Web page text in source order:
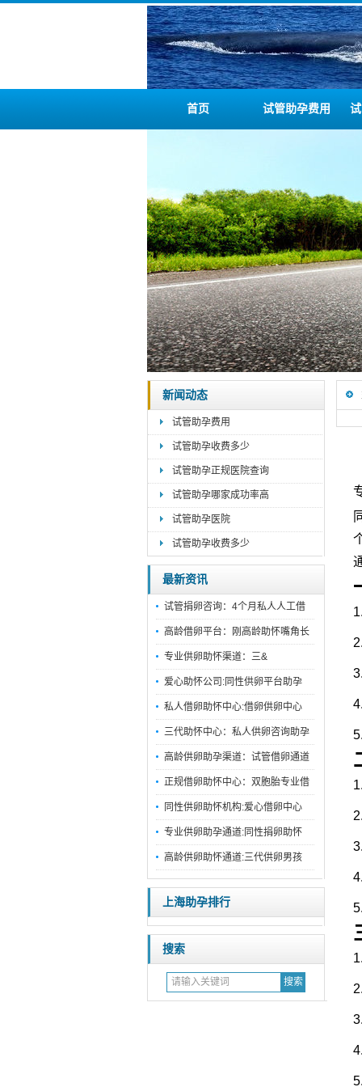
首页 试管助孕费用
新闻动态
试管助孕费用
试管助孕收费多少
试管助孕正规医院查询
试管助孕哪家成功率高
试管助孕医院
试管助孕收费多少
最新资讯
试管捐卵咨询：4个月私人人工借
高龄借卵平台：刚高龄助怀嘴角长
专业供卵助怀渠道：三&
爱心助怀公司:同性供卵平台助孕
私人借卵助怀中心:借卵供卵中心
三代助怀中心：私人供卵咨询助孕
高龄供卵助孕渠道：试管借卵通道
正规借卵助怀中心：双胞胎专业借
同性供卵助怀机构:爱心借卵中心
专业供卵助孕通道:同性捐卵助怀
高龄供卵助怀通道:三代供卵男孩
上海助孕排行
搜索
1.
2.
3.
4.
5.
1.
2.
3.
4.
5.
1.
2.
3.
4.
5.